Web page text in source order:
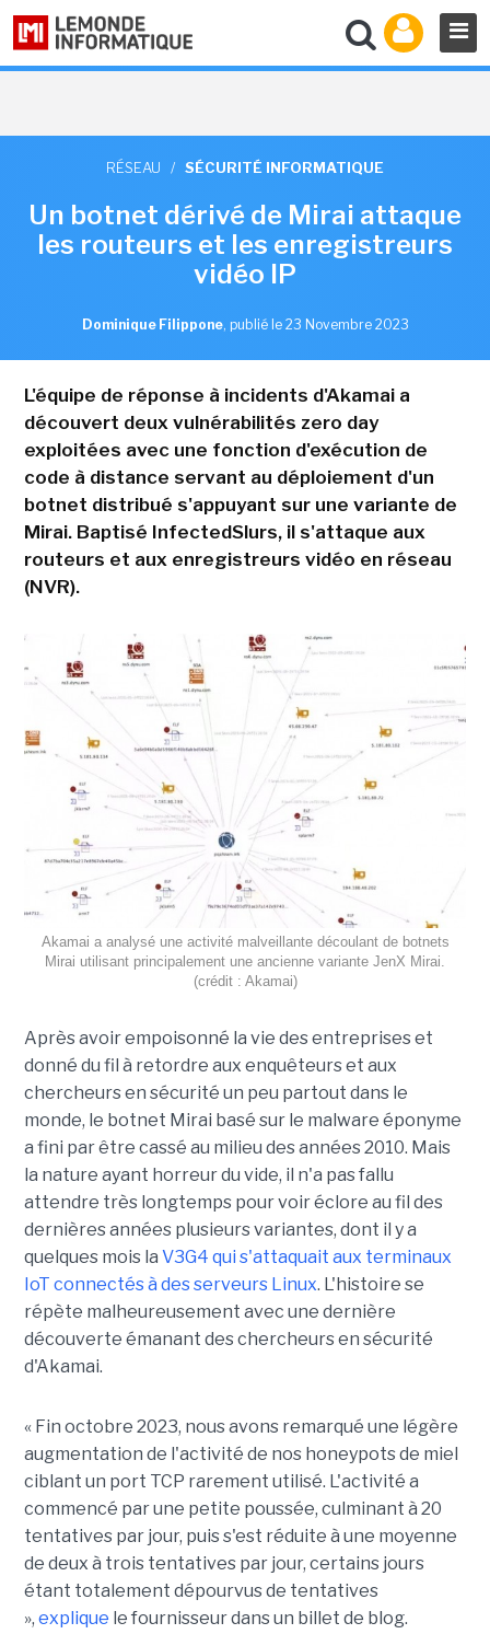
RÉSEAU / SÉCURITÉ INFORMATIQUE
Un botnet dérivé de Mirai attaque
les routeurs et les enregistreurs
vidéo IP
Dominique Filippone, publié le 23 Novembre 2023
L'équipe de réponse à incidents d'Akamai a
découvert deux vulnérabilités zero day
exploitées avec une fonction d'exécution de
code à distance servant au déploiement d'un
botnet distribué s'appuyant sur une variante de
Mirai. Baptisé InfectedSlurs, il s'attaque aux
routeurs et aux enregistreurs vidéo en réseau
(NVR).
Akamai a analysé une activité malveillante découlant de botnets
Mirai utilisant principalement une ancienne variante JenX Mirai.
(crédit : Akamai)
Après avoir empoisonné la vie des entreprises et
donné du fil à retordre aux enquêteurs et aux
chercheurs en sécurité un peu partout dans le
monde, le botnet Mirai basé sur le malware éponyme
a fini par être cassé au milieu des années 2010. Mais
la nature ayant horreur du vide, il n'a pas fallu
attendre très longtemps pour voir éclore au fil des
dernières années plusieurs variantes, dont il y a
quelques mois la V3G4 qui s'attaquait aux terminaux
IoT connectés à des serveurs Linux. L'histoire se
répète malheureusement avec une dernière
découverte émanant des chercheurs en sécurité
d'Akamai.
« Fin octobre 2023, nous avons remarqué une légère
augmentation de l'activité de nos honeypots de miel
ciblant un port TCP rarement utilisé. L'activité a
commencé par une petite poussée, culminant à 20
tentatives par jour, puis s'est réduite à une moyenne
de deux à trois tentatives par jour, certains jours
étant totalement dépourvus de tentatives
», explique le fournisseur dans un billet de blog.